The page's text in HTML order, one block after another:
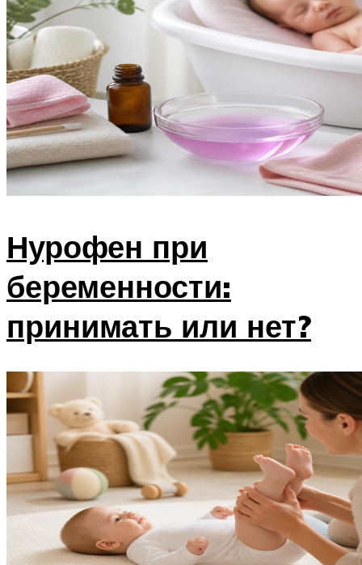
Нурофен при
беременности:
принимать или нет?